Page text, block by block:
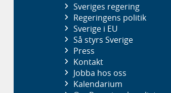
Sveriges regering
Regeringens politik
Sverige i EU
Så styrs Sverige
Press
Kontakt
Jobba hos oss
Kalendarium